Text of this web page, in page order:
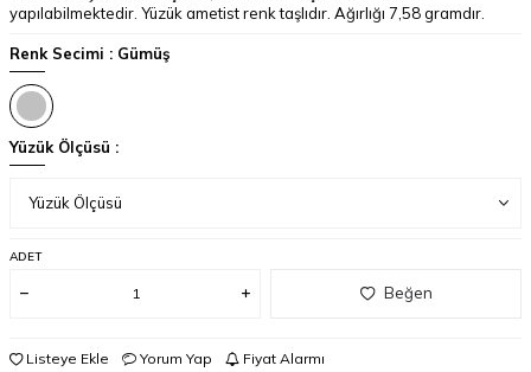
yapılabilmektedir. Yüzük ametist renk taşlıdır. Ağırlığı 7,58 gramdır.
Renk Secimi : Gümüş
Yüzük Ölçüsü :
ADET
Beğen
Listeye Ekle Yorum Yap Fiyat Alarmı